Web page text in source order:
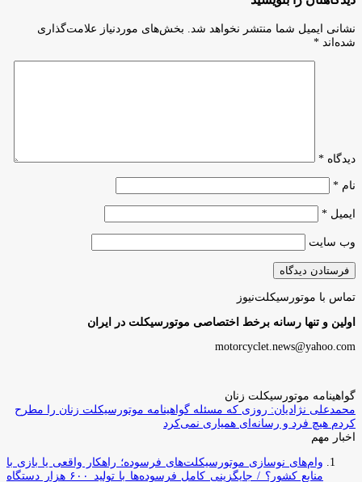
نشانی ایمیل شما منتشر نخواهد شد.
بخش‌های موردنیاز علامت‌گذاری
شده‌اند *
دیدگاه *
نام *
ایمیل *
وب‌ سایت
تماس با موتورسیکلت‌نیوز
اولین و تنها رسانه برخط اختصاصی موتورسیکلت در ایران
motorcyclet.news@yahoo.com
گواهینامه موتورسیکلت زنان
محمدعلی نژادیان: روزی که مسئله گواهینامه موتورسیکلت زنان را مطرح
کردم هیچ فرد و رسانه‌ای همیاری نمی‌کرد
اخبار مهم
وام‌های نوسازی موتورسیکلت‌های فرسوده؛ راهکار واقعی یا بازی با
منابع کشور؟ / جایگزینی کامل فرسوده‌ها با تولید ۶۰۰ هزار دستگاه